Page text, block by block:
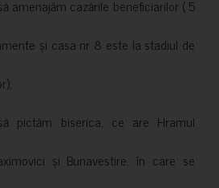
amenajăm cazările beneficiarilor ( 5
și casa nr 8 este la stadiul de
pictăm biserica, ce are Hramul
și Bunavestire, în care se